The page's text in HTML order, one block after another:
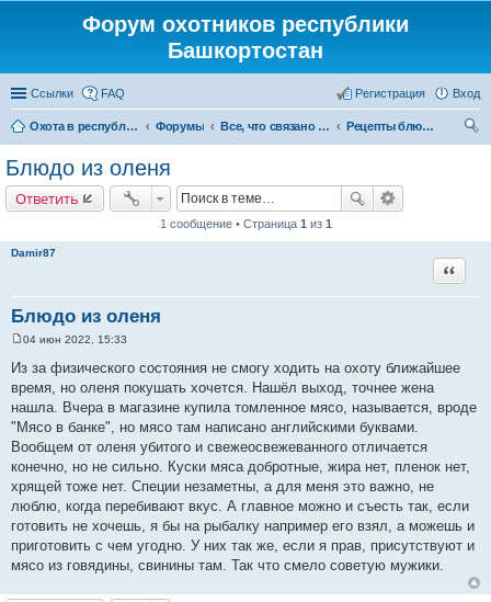
Форум охотников республики
Башкортостан
Ссылки FAQ Вход
Регистрация
Охота в республике Башкортостан Форумы Все, что связано с охотой
Рецепты блюд из дичи
Блюдо из оленя
Ответить
1 сообщение • Страница 1 из 1
Damir87
Блюдо из оленя
Цитата
о
б
е
н
е
04 июн 2022, 15:33
Из за физического состояния не смогу ходить на охоту ближайшее
время, но оленя покушать хочется. Нашёл выход, точнее жена
нашла. Вчера в магазине купила томленное мясо, называется, вроде
"Мясо в банке", но мясо там написано английскими буквами.
Вообщем от оленя убитого и свежеосвежеванного отличается
конечно, но не сильно. Куски мяса добротные, жира нет, пленок нет,
хрящей тоже нет. Специи незаметны, а для меня это важно, не
люблю, когда перебивают вкус. А главное можно и съесть так, если
готовить не хочешь, я бы на рыбалку например его взял, а можешь и
приготовить с чем угодно. У них так же, если я прав, присутствуют и
мясо из говядины, свинины там. Так что смело советую мужики.